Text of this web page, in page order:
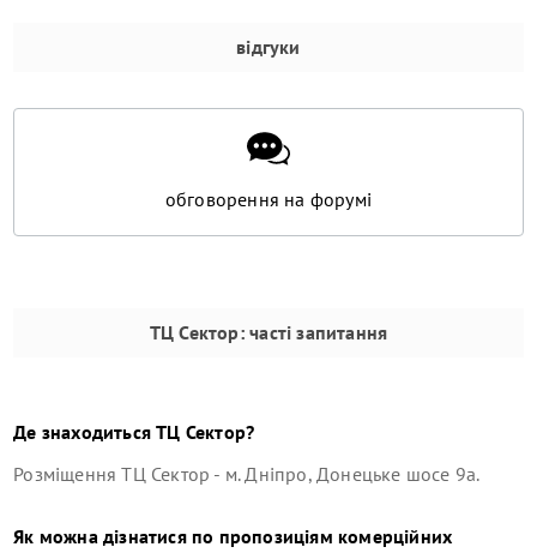
відгуки
обговорення на форумі
ТЦ Сектор: часті запитання
Де знаходитьсяТЦ Сектор?
РозміщенняТЦ Сектор - м. Дніпро, Донецьке шосе 9а.
Як можна дізнатися по пропозиціям комерційних